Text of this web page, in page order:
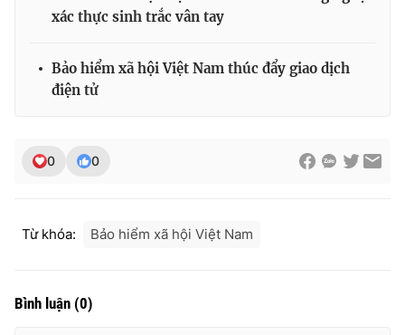
Ðiện thoại Thời báo VTV:024.66 897 897
Liên hệ quảng cáo:024-7300.7108
® Cấm sao chép dưới mọi hình thức nếu không có sự chấp
xác thực sinh trắc vân tay
Bảo hiểm xã hội Việt Nam thúc đẩy giao dịch
điện tử
0 0
Từ khóa: Bảo hiểm xã hội Việt Nam
Bình luận (0)